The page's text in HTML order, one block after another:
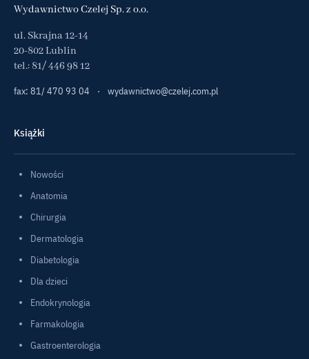
Wydawnictwo Czelej Sp. z o.o.
ul. Skrajna 12-14
20-802 Lublin
tel.: 81/ 446 98 12
fax: 81/ 470 93 04
· wydawnictwo@czelej.com.pl
Książki
Nowości
Anatomia
Chirurgia
Dermatologia
Diabetologia
Dla dzieci
Endokrynologia
Farmakologia
Gastroenterologia